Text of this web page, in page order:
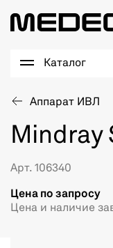
Каталог
Аппарат ИВЛ
Mindray
Арт. 106340
Цена по запросу
Цена и наличие